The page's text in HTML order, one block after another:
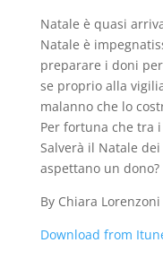
Natale è quasi
Natale è
preparare i doni
se proprio alla
malanno che lo
Per fortuna che tra
Salverà il Natale
aspettano un dono?
By Chiara
Download from